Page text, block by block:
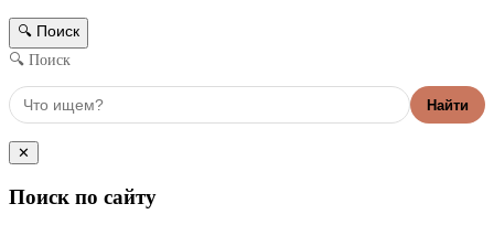
🔍 Поиск
🔍 Поиск
Найти
✕
Поиск по сайту